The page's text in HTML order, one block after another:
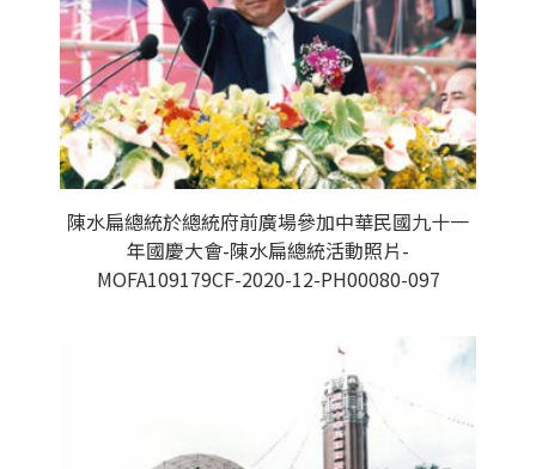
陳水扁總統於總統府前廣場參加中華民國九十一
年國慶大會-陳水扁總統活動照片-
MOFA109179CF-2020-12-PH00080-097